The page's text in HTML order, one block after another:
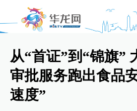
从“首证”到“锦旗”
审批服务跑出食品
速度”